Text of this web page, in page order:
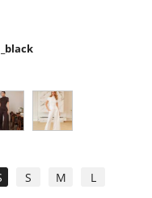
S M L